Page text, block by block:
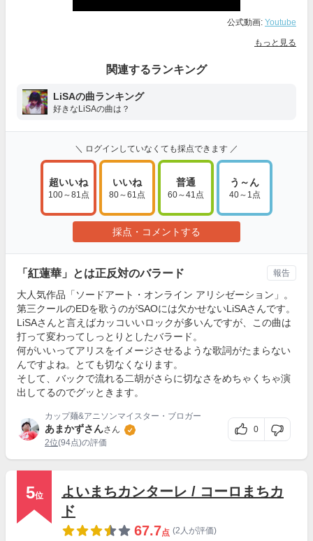
公式動画: Youtube
もっと見る
関連するランキング
LiSAの曲ランキング
好きなLiSAの曲は？
＼ ログインしていなくても採点できます ／
超いいね
100～81点
いいね
80～61点
普通
60～41点
う～ん
40～1点
採点・コメントする
「紅蓮華」とは正反対のバラード
大人気作品「ソードアート・オンライン アリシゼーション」。
第三クールのEDを歌うのがSAOには欠かせないLiSAさんです。
LiSAさんと言えばカッコいいロックが多いんですが、この曲は
打って変わってしっとりとしたバラード。
何がいいってアリスをイメージさせるような歌詞がたまらない
んですよね。とても切なくなります。
そして、バックで流れる二胡がさらに切なさをめちゃくちゃ演
出してるのでグッときます。
カップ麺&アニソンマイスター・ブロガー
あまかずさんさん
2位(94点)の評価
0
報告
5位
よいまちカンターレ / コーロまちカ
ド
67.7点 (2人が評価)